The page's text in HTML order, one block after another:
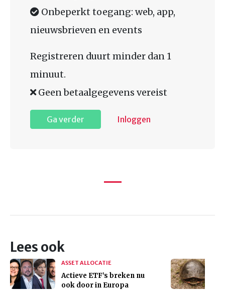
Onbeperkt toegang: web, app,
nieuwsbrieven en events
Registreren duurt minder dan 1
minuut.
Geen betaalgegevens vereist
Ga verder Inloggen
Lees ook
ASSET ALLOCATIE
Actieve ETF’s breken nu
ook door in Europa